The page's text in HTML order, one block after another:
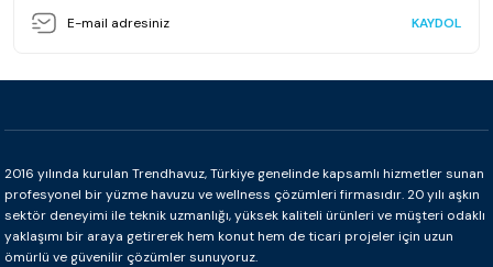
KAYDOL
2016 yılında kurulan Trendhavuz, Türkiye genelinde kapsamlı hizmetler sunan
profesyonel bir yüzme havuzu ve wellness çözümleri firmasıdır. 20 yılı aşkın
sektör deneyimi ile teknik uzmanlığı, yüksek kaliteli ürünleri ve müşteri odaklı
yaklaşımı bir araya getirerek hem konut hem de ticari projeler için uzun
ömürlü ve güvenilir çözümler sunuyoruz.